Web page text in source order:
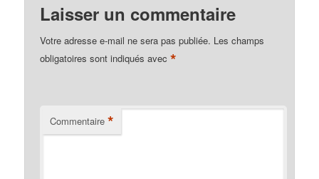
Laisser un commentaire
Votre adresse e-mail ne sera pas publiée. Les champs
obligatoires sont indiqués avec*
Commentaire *